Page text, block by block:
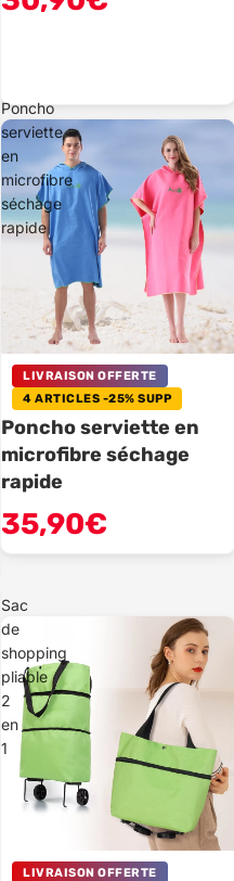
Poncho
serviette
en
microfibre
séchage
rapide
LIVRAISON OFFERTE
4 ARTICLES -25% SUPP
Poncho serviette en
microfibre séchage
rapide
35,90€
Sac
de
shopping
pliable
2
en
1
LIVRAISON OFFERTE